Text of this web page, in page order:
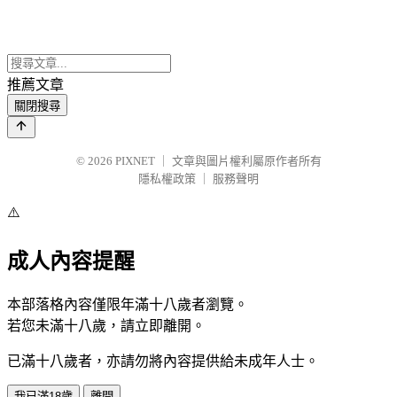
推薦文章
關閉搜尋
© 2026 PIXNET
文章與圖片權利屬原作者所有
隱私權政策
服務聲明
⚠️
成人內容提醒
本部落格內容僅限年滿十八歲者瀏覽。
若您未滿十八歲，請立即離開。
已滿十八歲者，亦請勿將內容提供給未成年人士。